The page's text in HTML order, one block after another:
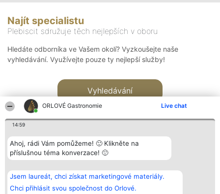
ORLOVÉ Gastronomie Live chat
14:59
Ahoj, rádi Vám pomůžeme! 🙂 Klikněte na
příslušnou téma konverzace! 🙂
Jsem laureát, chci získat marketingové materiály.
Chci přihlásit svou společnost do Orlové.
Najít specialistu
Plebiscit sdružuje těch nejlepších v oboru
Hledáte odborníka ve Vašem okolí? Vyzkoušejte naše
vyhledávání. Využívejte pouze ty nejlepší služby!
Vyhledávání
Bright Side Solutions sp. z o.
o. sp. k.
ul. Ruska 22
Wrocław 50-079
Vítězové
Seznam všech
laureátů
Zásady
Kontakt